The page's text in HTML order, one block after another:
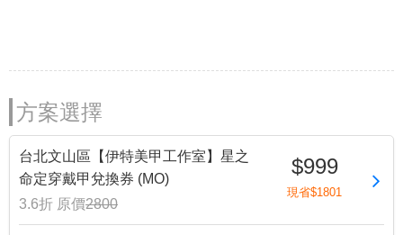
方案選擇
台北文山區【伊特美甲工作室】星之
命定穿戴甲兌換券 (MO)
3.6折 原價2800
$999
現省$1801